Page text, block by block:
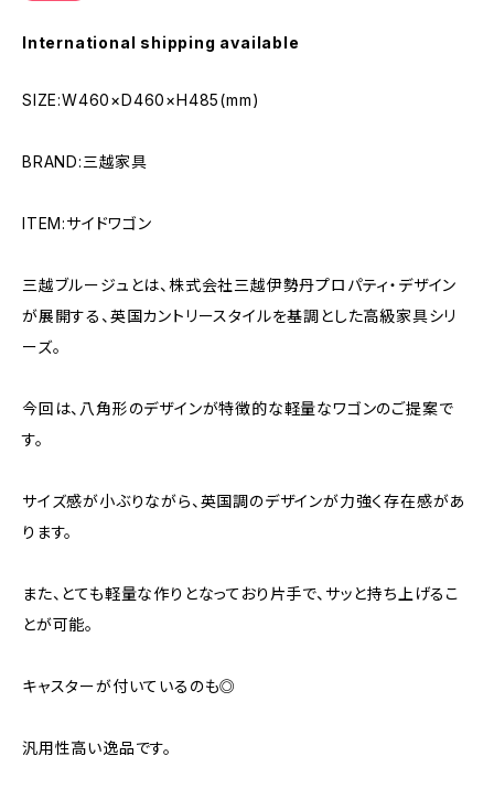
International shipping available
SIZE:W460×D460×H485(mm)
BRAND:三越家具
ITEM:サイドワゴン
三越ブルージュとは、株式会社三越伊勢丹プロパティ・デザイン
が展開する、英国カントリースタイルを基調とした高級家具シリ
ーズ。
今回は、八角形のデザインが特徴的な軽量なワゴンのご提案で
す。
サイズ感が小ぶりながら、英国調のデザインが力強く存在感があ
ります。
また、とても軽量な作りとなっており片手で、サッと持ち上げるこ
とが可能。
キャスターが付いているのも◎
汎用性高い逸品です。